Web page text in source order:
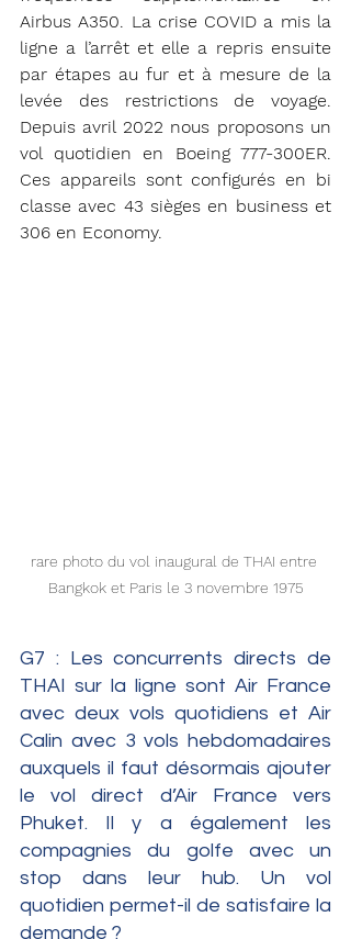
Airbus A350. La crise COVID a mis la
ligne a l’arrêt et elle a repris ensuite
par étapes au fur et à mesure de la
levée des restrictions de voyage.
Depuis avril 2022 nous proposons un
vol quotidien en Boeing 777-300ER.
Ces appareils sont configurés en bi
classe avec 43 sièges en business et
306 en Economy.
rare photo du vol inaugural de THAI entre
Bangkok et Paris le 3 novembre 1975
G7 : Les concurrents directs de
THAI sur la ligne sont Air France
avec deux vols quotidiens et Air
Calin avec 3 vols hebdomadaires
auxquels il faut désormais ajouter
le vol direct d’Air France vers
Phuket. Il y a également les
compagnies du golfe avec un
stop dans leur hub. Un vol
quotidien permet-il de satisfaire la
demande ?